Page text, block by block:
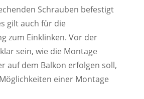
Schrauben befestigt
gilt auch für die
zum Einklinken. Vor der
sein, wie die Montage
auf dem Balkon erfolgen soll,
einer Montage